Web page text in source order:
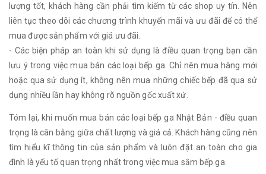
lượng tốt, khách hàng cần phải tìm kiếm từ các shop uy tín. Nên
liên tục theo dõi các chương trình khuyến mãi và ưu đãi để có thể
mua được sản phẩm với giá ưu đãi.
- Các biện pháp an toàn khi sử dụng là điều quan trọng bạn cần
lưu ý trong việc mua bán các loại bếp ga. Chỉ nên mua hàng mới
hoặc qua sử dụng ít, không nên mua những chiếc bếp đã qua sử
dụng nhiều lần hay không rõ nguồn gốc xuất xứ.
Tóm lại, khi muốn mua bán các loại bếp ga Nhật Bản - điều quan
trọng là cân bằng giữa chất lượng và giá cả. Khách hàng cũng nên
tìm hiểu kĩ thông tin của sản phẩm và luôn đặt an toàn cho gia
đình là yếu tố quan trọng nhất trong việc mua sắm bếp ga.